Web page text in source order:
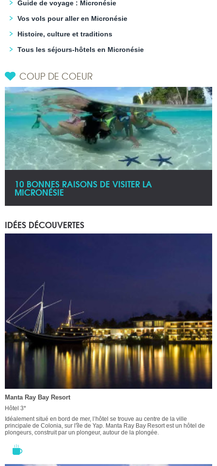
Guide de voyage : Micronésie
Vos vols pour aller en Micronésie
Histoire, culture et traditions
Tous les séjours-hôtels en Micronésie
COUP DE COEUR
10 BONNES RAISONS DE VISITER LA
MICRONÉSIE
IDÉES DÉCOUVERTES
Manta Ray Bay Resort
Hôtel 3*
Idéalement situé en bord de mer, l’hôtel se trouve au centre de la ville
principale de Colonia, sur l'île de Yap. Manta Ray Bay Resort est un hôtel de
plongeurs, construit par un plongeur, autour de la plongée.